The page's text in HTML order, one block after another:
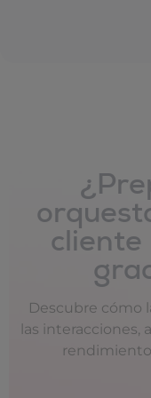
cliente
Descubre cómo
las interacciones,